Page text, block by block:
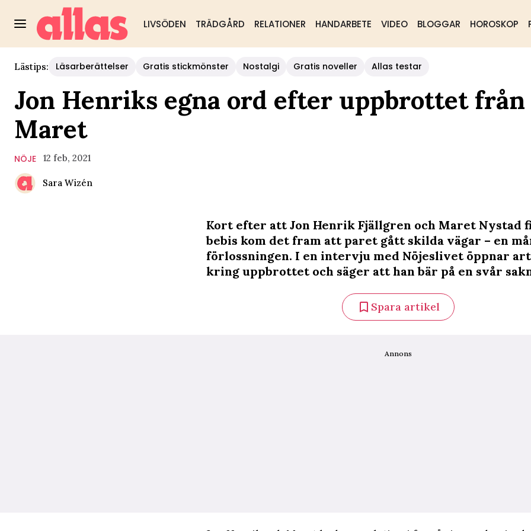
LIVSÖDEN TRÄDGÅRD RELATIONER HANDARBETE VIDEO BLOGGAR HOROSKOP
Lästips: Läsarberättelser Gratis stickmönster Nostalgi Gratis noveller Allas testar
Jon Henriks egna ord efter uppbrottet från
Maret
NÖJE 12 feb, 2021
Sara Wizén
Kort efter att Jon Henrik Fjällgren och Maret Nystad
bebis kom det fram att paret gått skilda vägar – en
förlossningen. I en intervju med Nöjeslivet öppnar
kring uppbrottet och säger att han bär på en svår
Spara artikel
Annons